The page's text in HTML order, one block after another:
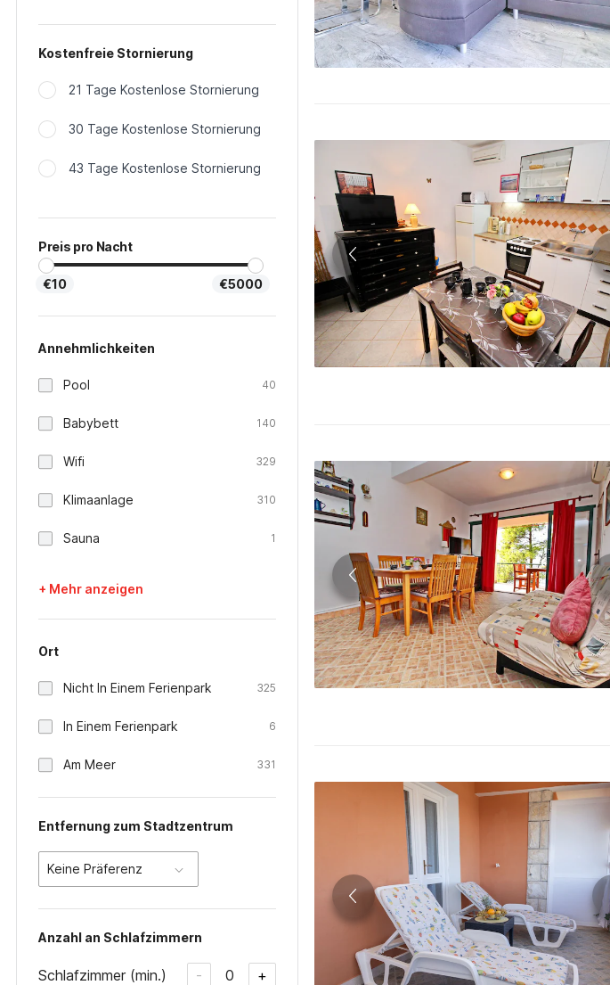
Kostenfreie Stornierung
21 Tage Kostenlose Stornierung
30 Tage Kostenlose Stornierung
43 Tage Kostenlose Stornierung
Preis pro Nacht
€10 €5000
Annehmlichkeiten
Pool 40
Babybett 140
Wifi 329
Klimaanlage 310
Sauna 1
+ Mehr anzeigen
Ort
Nicht In Einem Ferienpark 325
In Einem Ferienpark 6
Am Meer 331
Entfernung zum Stadtzentrum
Keine Präferenz
Anzahl an Schlafzimmern
Schlafzimmer (min.) - 0 +